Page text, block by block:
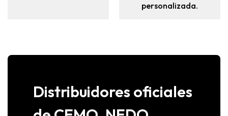
personalizada.
Distribuidores oficiales